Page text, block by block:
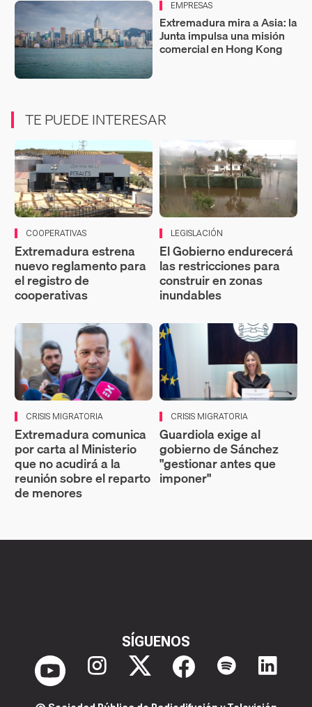
EMPRESAS
Extremadura mira a Asia: la
Junta impulsa una misión
comercial en Hong Kong
TE PUEDE INTERESAR
COOPERATIVAS
Extremadura estrena
nuevo reglamento para
el registro de
cooperativas
LEGISLACIÓN
El Gobierno endurecerá
las restricciones para
construir en zonas
inundables
CRISIS MIGRATORIA
Extremadura comunica
por carta al Ministerio
que no acudirá a la
reunión sobre el reparto
de menores
CRISIS MIGRATORIA
Guardiola exige al
gobierno de Sánchez
"gestionar antes que
imponer"
SÍGUENOS